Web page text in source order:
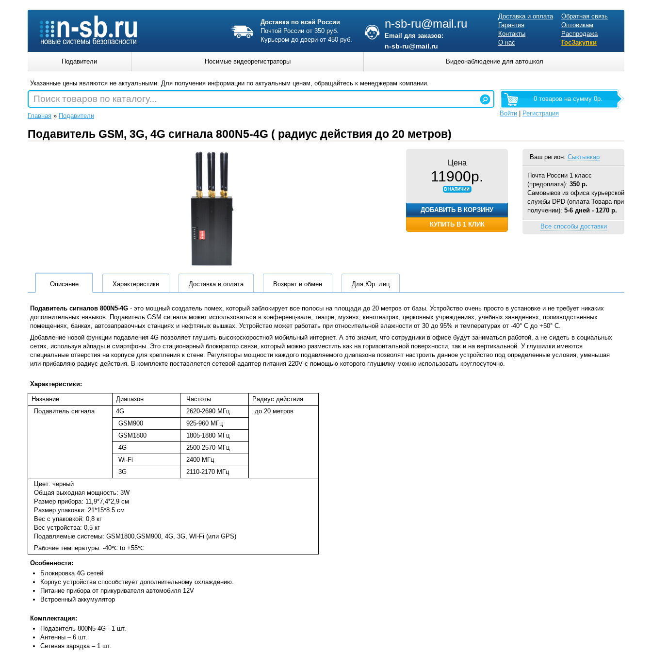
Главная » Подавители
Подавитель GSM, 3G, 4G сигнала 800N5-4G ( радиус действия до 20 метров)
Ваш регион: Сыктывкар
Почта России 1 класс
(предоплата): 350 р.
Самовывоз из офиса курьерской
службы DPD (оплата Товара при
получении): 5-6 дней - 1270 р.
Все способы доставки
Цена
11900р.
КУПИТЬ В 1 КЛИК
Описание Характеристики Доставка и оплата Возврат и обмен Для Юр. лиц
Подавитель сигналов 800N5-4G - это мощный создатель помех, который заблокирует все полосы на площади до 20 метров от базы. Устройство очень просто в установке и не требует никаких
дополнительных навыков. Подавитель GSM сигнала может использоваться в конференц-зале, театре, музеях, кинотеатрах, церковных учреждениях, учебных заведениях, производственных
помещениях, банках, автозаправочных станциях и нефтяных вышках. Устройство может работать при относительной влажности от 30 до 95% и температурах от -40° C до +50° С.
Добавление новой функции подавления 4G позволяет глушить высокоскоростной мобильный интернет. А это значит, что сотрудники в офисе будут заниматься работой, а не сидеть в социальных
сетях, используя айпады и смартфоны. Это стационарный блокиратор связи, который можно разместить как на горизонтальной поверхности, так и на вертикальной. У глушилки имеются
специальные отверстия на корпусе для крепления к стене. Регуляторы мощности каждого подавляемого диапазона позволят настроить данное устройство под определенные условия, уменьшая
или прибавляю радиус действия. В комплекте поставляется сетевой адаптер питания 220V с помощью которого глушилку можно использовать круглосуточно.
Характеристики:
Название Диапазон Частоты
Радиус действия
Подавитель сигнала
4G 2620-2690 МГц
до 20 метров
GSM900
925-960 МГц
GSM1800
1805-1880 МГц
4G
2500-2570 МГц
Wi-Fi
2400 МГц
3G
2110-2170 МГц
Цвет: черный
Общая выходная мощность: 3W
Размер прибора: 11,9*7,4*2,9 см
Размер упаковки: 21*15*8.5 см
Вес с упаковкой: 0,8 кг
Вес устройства: 0,5 кг
Подавляемые системы: GSM1800,GSM900, 4G, 3G, WI-Fi (или GPS)
Рабочие температуры: -40℃ to +55℃
Особенности:
Блокировка 4G сетей
Корпус устройства способствует дополнительному охлаждению.
Питание прибора от прикуривателя автомобиля 12V
Встроенный аккумулятор
Комплектация:
Подавитель 800N5-4G - 1 шт.
Антенны – 6 шт.
Сетевая зарядка – 1 шт.
Доставка по всей России
Почтой России от 350 руб.
Курьером до двери от 450 руб.
n-sb-ru@mail.ru
Email для заказов:
n-sb-ru@mail.ru
Доставка и оплата
Гарантия
Контакты
О нас
Обратная связь
Оптовикам
Распродажа
ГосЗакупки
Подавители Носимые видеорегистраторы Видеонаблюдение для автошкол
Указанные цены являются не актуальными. Для получения информации по актуальным ценам, обращайтесь к менеджерам компании.
0 товаров на сумму 0р.
Войти
Регистрация
Поиск товаров по каталогу...